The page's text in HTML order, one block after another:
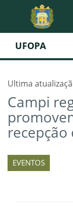
UFOPA
Ultima
Campi
recepção
EVENTOS